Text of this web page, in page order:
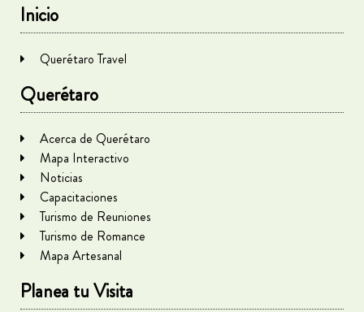
Inicio
Querétaro Travel
Querétaro
Acerca de Querétaro
Mapa Interactivo
Noticias
Capacitaciones
Turismo de Reuniones
Turismo de Romance
Mapa Artesanal
Planea tu Visita